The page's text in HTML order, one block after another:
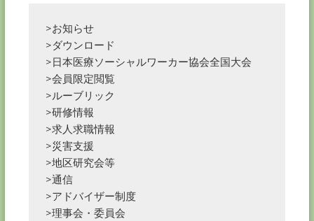
>お知らせ
>ダウンロード
>日本医療ソーシャルワーカー協会全国大会
>会員限定閲覧
>ルーブリック
>研修情報
>求人求職情報
>災害支援
>地区研究会等
>通信
>アドバイザー制度
>理事会・委員会